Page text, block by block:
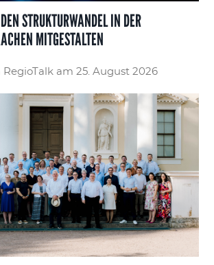
STRUKTURWANDEL IN DER
MITGESTALTEN
am 25. August 2026